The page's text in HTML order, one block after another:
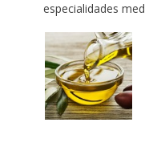
especialidades